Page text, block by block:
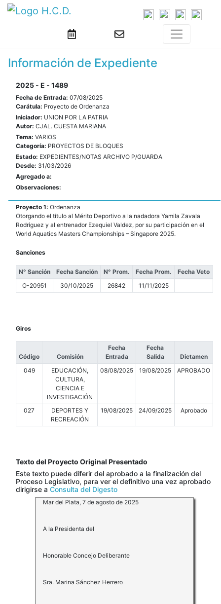
Información de Expediente
2025 - E - 1489
Fecha de Entrada: 07/08/2025
Carátula: Proyecto de Ordenanza
Iniciador: UNION POR LA PATRIA
Autor: CJAL. CUESTA MARIANA
Tema: VARIOS
Categoría: PROYECTOS DE BLOQUES
Estado: EXPEDIENTES/NOTAS ARCHIVO P/GUARDA
Desde: 31/03/2026
Agregado a:
Observaciones:
Proyecto 1: Ordenanza
Otorgando el título al Mérito Deportivo a la nadadora Yamila Zavala
Rodríguez y al entrenador Ezequiel Valdez, por su participación en el
World Aquatics Masters Championships – Singapore 2025.
Sanciones
N° Sanción Fecha Sanción N° Prom. Fecha Prom.
Fecha Veto
O-20951
30/10/2025 26842 11/11/2025
Giros
Código Comisión
Fecha
Entrada
Fecha
Salida
Dictamen
049
EDUCACIÓN,
CULTURA,
CIENCIA E
INVESTIGACIÓN
08/08/2025 19/08/2025 APROBADO
027
DEPORTES Y
RECREACIÓN
19/08/2025 24/09/2025 Aprobado
Texto del Proyecto Original Presentado
Este texto puede diferir del aprobado a la finalización del
Proceso Legislativo, para ver el definitivo una vez aprobado
dirigirse a Consulta del Digesto
Mar del Plata, 7 de agosto de 2025
A la Presidenta del
Honorable Concejo Deliberante
Sra. Marina Sánchez Herrero